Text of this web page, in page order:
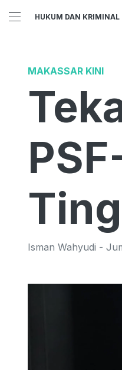
HUKUM DAN KRIMINAL
MAKASSAR KINI
Isman Wahyudi -